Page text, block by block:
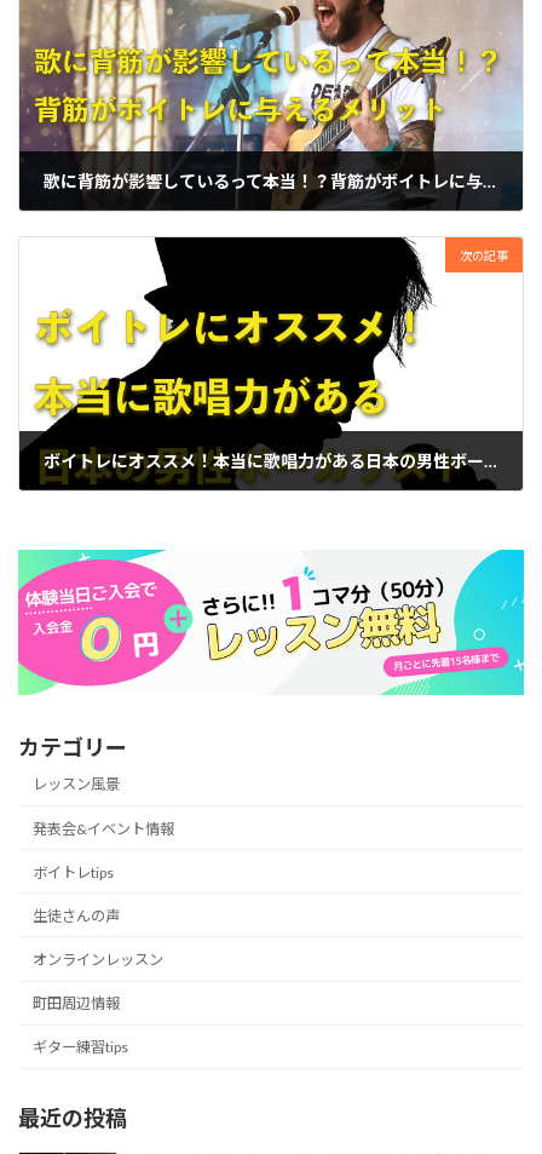
歌に背筋が影響しているって本当！？背筋がボイトレに与えるメリット
次の記事
ボイトレにオススメ！本当に歌唱力がある日本の男性ボーカリスト
カテゴリー
レッスン風景
発表会&イベント情報
ボイトレtips
生徒さんの声
オンラインレッスン
町田周辺情報
ギター練習tips
最近の投稿